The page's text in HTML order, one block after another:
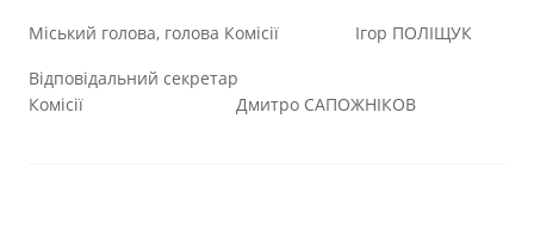
Міський голова, голова Комісії Ігор ПОЛІЩУК
Відповідальний секретар
Комісії Дмитро САПОЖНІКОВ